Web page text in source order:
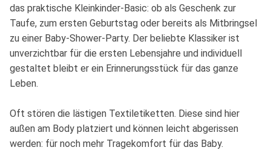
das praktische Kleinkinder-Basic: ob als Geschenk zur
Taufe, zum ersten Geburtstag oder bereits als Mitbringsel
zu einer Baby-Shower-Party. Der beliebte Klassiker ist
unverzichtbar für die ersten Lebensjahre und individuell
gestaltet bleibt er ein Erinnerungsstück für das ganze
Leben.
Oft stören die lästigen Textiletiketten. Diese sind hier
außen am Body platziert und können leicht abgerissen
werden: für noch mehr Tragekomfort für das Baby.